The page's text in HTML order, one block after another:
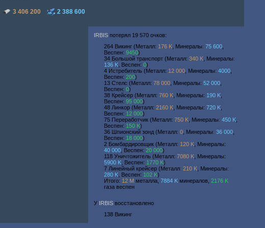
3 406 200 2 388 600
IRBIS потерял 19 570 очков:
264 Викинг (Металл: 176 K , Минералы:75 600
Веспен:9450)
34 Большой транспорт (Металл:340 K , Минералы:
136 K , Веспен:0)
4 Истребитель (Металл: 12 000 , Минералы:4000
Веспен:200)
13 Стелс (Металл:78 000 , Минералы:52 000
Веспен:0)
38 Крейсер (Металл:760 K , Минералы: 190 K
Веспен:95 000)
48 Линкор (Металл:2160 K , Минералы:720 K
Веспен: 12 000)
75 Переработчик (Металл:750 K , Минералы:450 K
Веспен: 150 K)
36 Шпионский зонд (Металл:0 , Минералы:36 000
Веспен: 18 000)
2 Бомбардировщик (Металл: 120 K , Минералы:
40 000 , Веспен:20 000)
118 Уничтожитель (Металл:7080 K , Минералы:
5900 K , Веспен: 1770 K)
7 Линейный крейсер (Металл:210 K , Минералы:
280 K , Веспен: 102 K)
Итого: 12 M металла,7884 K минералов,2176 K
газа веспен
У IRBIS восстановлено
138 Викинг